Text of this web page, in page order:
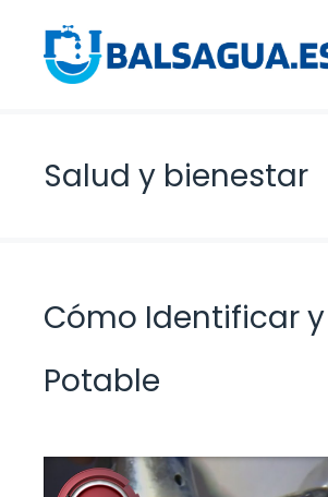
contenido
Salud y bienestar
Cómo Identificar
Potable